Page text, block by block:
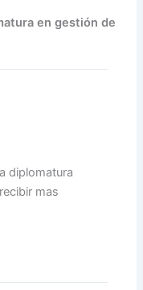
en gestión de
diplomatura
mas